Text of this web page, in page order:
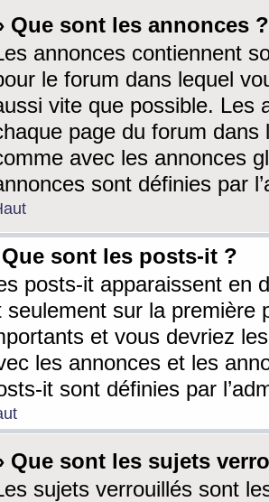
Que sont les annonces ?
annonces contiennent
le forum dans lequel
vite que possible. Les
page du forum dans
avec les annonces
sont définies par
sont les posts-it ?
posts-it apparaissent en
seulement sur la première
et vous devriez
les annonces et les
it sont définies par
Que sont les sujets
sujets verrouillés sont